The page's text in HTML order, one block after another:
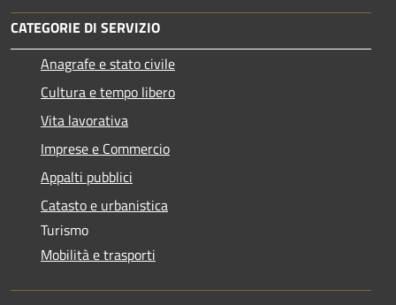
CATEGORIE DI SERVIZIO
Anagrafe e stato civile
Cultura e tempo libero
Vita lavorativa
Imprese e Commercio
Appalti pubblici
Catasto e urbanistica
Turismo
Mobilità e trasporti